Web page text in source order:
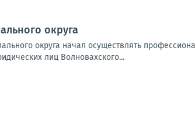
округа
округа начал осуществлять
лиц Волновахского...